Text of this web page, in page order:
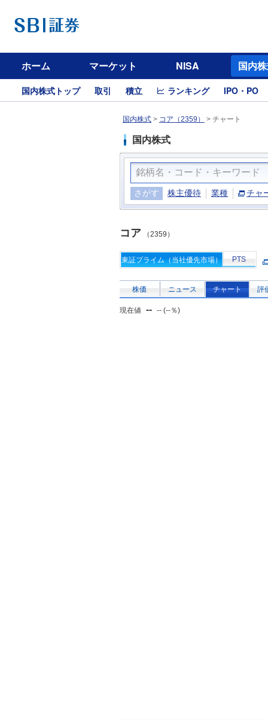
ホーム マーケット NISA 国内
国内株式トップ 取引 積立 ランキング IPO・PO
国内株式 > コア（2359） > チャート
国内株式
さがす 株主優待 業種 チャ
コア （2359）
東証プライム（当社優先市場） PTS
株価 ニュース チャート 評
現在値 -- -- (--％)